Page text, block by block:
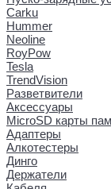
Carku
Hummer
Neoline
RoyPow
Tesla
TrendVision
Разветвители
Аксессуары
MicroSD карты
Адаптеры
Алкотестеры
Динго
Держатели